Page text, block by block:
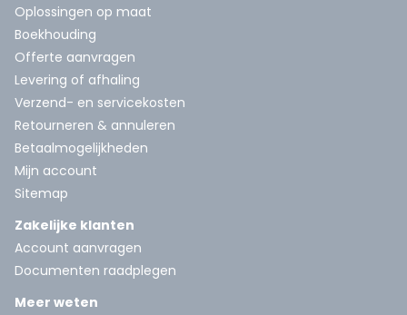
Oplossingen op maat
Boekhouding
Offerte aanvragen
Levering of afhaling
Verzend- en servicekosten
Retourneren & annuleren
Betaalmogelijkheden
Mijn account
Sitemap
Zakelijke klanten
Account aanvragen
Documenten raadplegen
Meer weten